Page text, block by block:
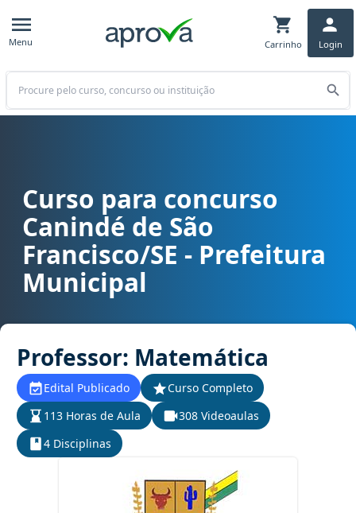
Menu Carrinho Login
Buscar
Curso para concurso Canindé de São Francisco/SE - Prefeitura
Curso para concurso
Canindé de São
Francisco/SE - Prefeitura
Municipal
Professor: Matemática
Edital Publicado
Curso Completo
113 Horas de Aula
308 Videoaulas
4 Disciplinas